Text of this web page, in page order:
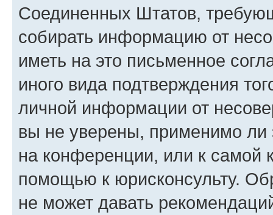
Соединенных Штатов,
собирать информацию от
иметь на это письменное
иного вида подтверждения
личной информации от
вы не уверены, применимо ли
на конференции, или к самой
помощью к юрисконсульту.
не может давать